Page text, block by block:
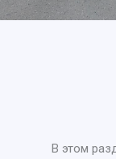
В этом